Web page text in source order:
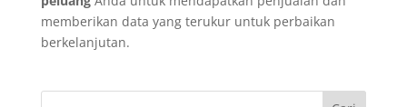
memberikan data yang terukur untuk perbaikan
berkelanjutan.